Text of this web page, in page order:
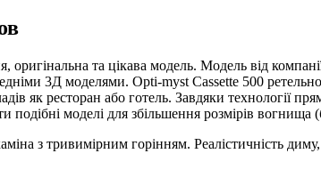
та цікава модель. Модель від
3Д моделями. Opti-myst Cassette 500
як ресторан або готель. Завдяки технології
подібні моделі для збільшення розмірів
з тривимірним горінням. Реалістичність